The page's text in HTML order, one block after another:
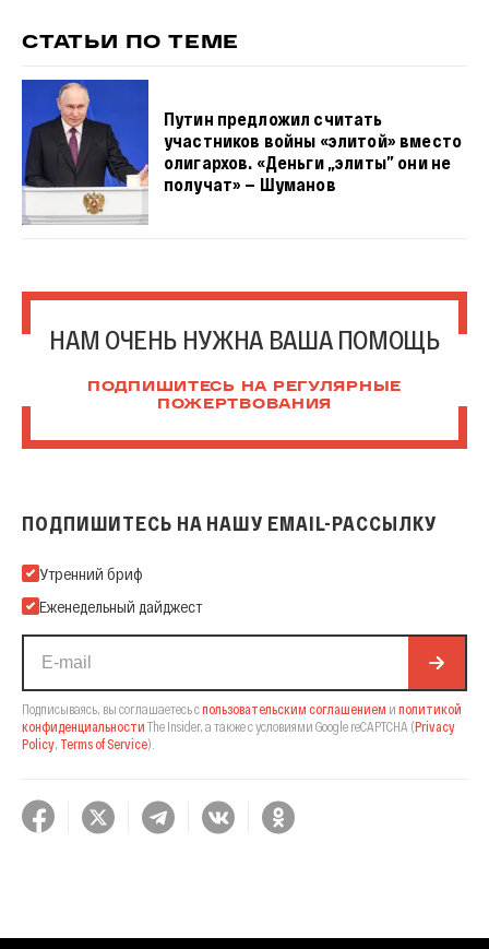
СТАТЬИ ПО ТЕМЕ
Путин предложил считать
участников войны «элитой» вместо
олигархов. «Деньги „элиты” они не
получат» — Шуманов
НАМ ОЧЕНЬ НУЖНА ВАША ПОМОЩЬ
ПОДПИШИТЕСЬ НА РЕГУЛЯРНЫЕ
ПОЖЕРТВОВАНИЯ
ПОДПИШИТЕСЬ НА НАШУ EMAIL-РАССЫЛКУ
Подпишитесь на нашу Email-рассылку
Утренний бриф
Еженедельный дайджест
Подписываясь, вы соглашаетесь спользовательским соглашением и политикой
конфиденциальности The Insider, а также с условиями Google reCAPTCHA (Privacy
Policy, Terms of Service).